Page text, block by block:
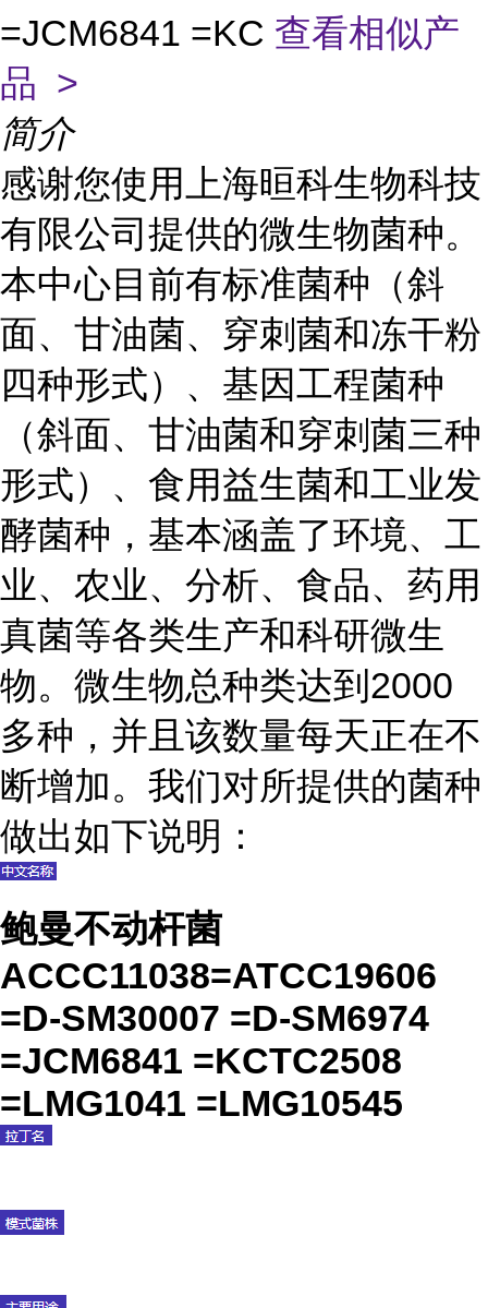
=JCM6841 =KC 查看相似产
品 >
简介
感谢您使用上海晅科生物科技
有限公司提供的微生物菌种。
本中心目前有标准菌种（斜
面、甘油菌、穿刺菌和冻干粉
四种形式）、基因工程菌种
（斜面、甘油菌和穿刺菌三种
形式）、食用益生菌和工业发
酵菌种，基本涵盖了环境、工
业、农业、分析、食品、药用
真菌等各类生产和科研微生
物。微生物总种类达到2000
多种，并且该数量每天正在不
断增加。我们对所提供的菌种
做出如下说明：
鲍曼不动杆菌
ACCC11038=ATCC19606
=D-SM30007 =D-SM6974
=JCM6841 =KCTC2508
=LMG1041 =LMG10545